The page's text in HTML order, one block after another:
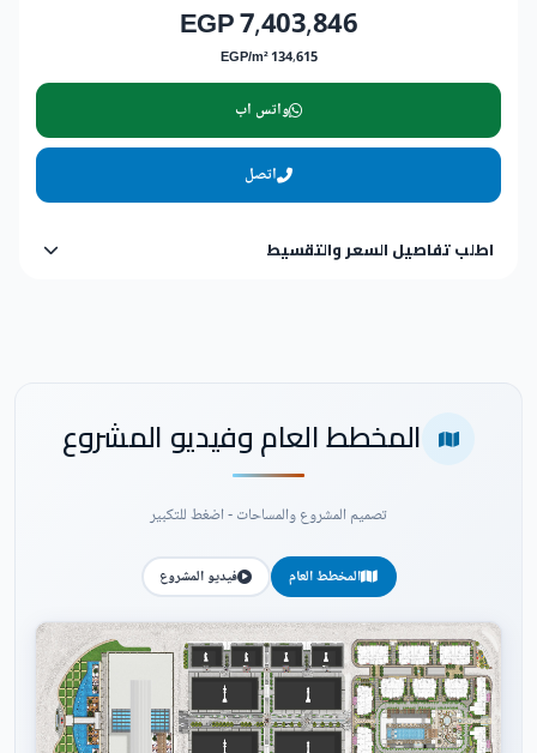
7,403,846 EGP
134,615 EGP/m²
واتس اب
اتصل
اطلب تفاصيل السعر والتقسيط
المخطط العام وفيديو المشروع
تصميم المشروع والمساحات - اضغط للتكبير
المخطط العام فيديو المشروع